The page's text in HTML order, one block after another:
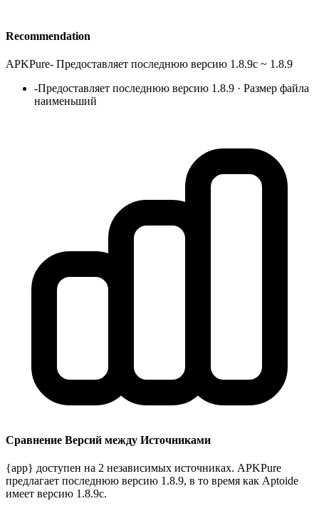
Recommendation
APKPure- Предоставляет последнюю версию 1.8.9c ~ 1.8.9
-Предоставляет последнюю версию 1.8.9 · Размер файла
наименьший
Сравнение Версий между Источниками
{app} доступен на 2 независимых источниках. APKPure
предлагает последнюю версию 1.8.9, в то время как Aptoide
имеет версию 1.8.9c.